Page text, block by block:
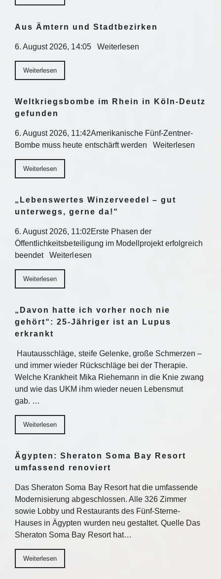
Aus Ämtern und Stadtbezirken
6. August 2026, 14:05 Weiterlesen
Weiterlesen
Weltkriegsbombe im Rhein in Köln-Deutz
gefunden
6. August 2026, 11:42Amerikanische Fünf-Zentner-
Bombe muss heute entschärft werden Weiterlesen
Weiterlesen
„Lebenswertes Winzerveedel – gut
unterwegs, gerne da!“
6. August 2026, 11:02Erste Phasen der
Öffentlichkeitsbeteiligung im Modellprojekt erfolgreich
beendet Weiterlesen
Weiterlesen
„Davon hatte ich vorher noch nie
gehört“: 25-Jähriger ist an Lupus
erkrankt
Hautausschläge, steife Gelenke, große Schmerzen –
und immer wieder Rückschläge bei der Therapie.
Welche Krankheit Mika Riehemann in die Knie zwang
und wie das UKM ihm wieder neuen Lebensmut
gab. …
Weiterlesen
Ägypten: Sheraton Soma Bay Resort
umfassend renoviert
Das Sheraton Soma Bay Resort hat die umfassende
Modernisierung abgeschlossen. Alle 326 Zimmer
sowie Lobby und Restaurants des Fünf-Sterne-
Hauses in Ägypten wurden neu gestaltet. Quelle Das
Sheraton Soma Bay Resort hat…
Weiterlesen